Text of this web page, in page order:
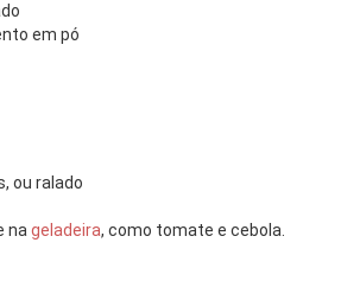
em pó
ou ralado
na geladeira, como tomate e cebola.